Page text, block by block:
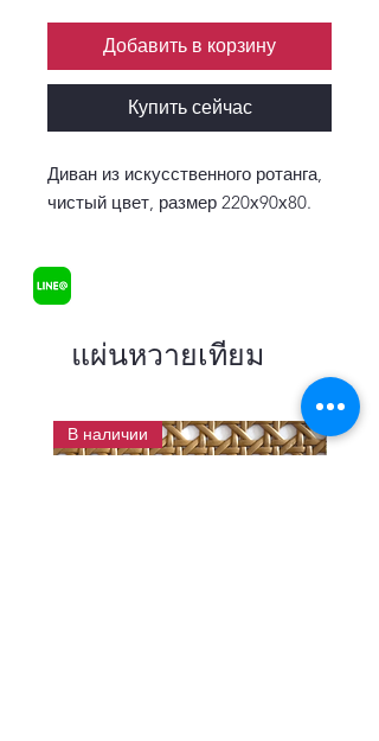
Добавить в корзину
Купить сейчас
Диван из искусственного ротанга,
чистый цвет, размер 220х90х80.
แผ่นหวายเทียม
В наличии